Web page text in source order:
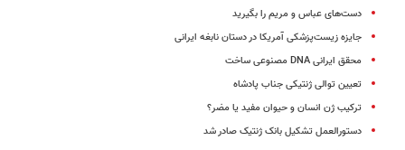
دست‌های عباس و مریم را بگیرید
جایزه زیست‌پزشکی آمریکا در دستان نابغه ایرانی
محقق ایرانی DNA مصنوعی ساخت
تعیین توالی ژنتیکی جناب پادشاه
ترکیب ژن انسان و حیوان مفید یا مضر؟
دستورالعمل تشکیل بانک ژنتیک صادر شد